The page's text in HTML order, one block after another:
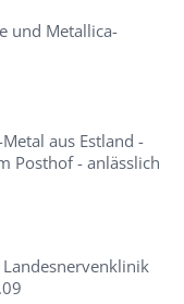
und Metallica-
aus Estland -
Posthof - anlässlich